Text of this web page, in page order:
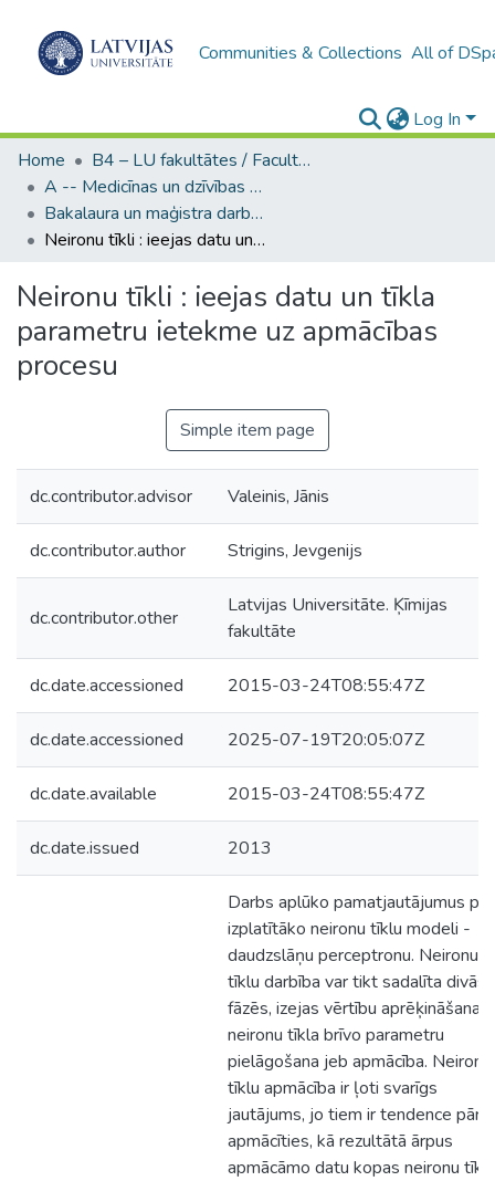
Communities & Collections All of
Log In
Home
B4 – LU fakultātes / Faculties of the UL
A -- Medicīnas un dzīvības zinātņu fakultāte / Faculty of Medicine and Life Sciences
Bakalaura un maģistra darbi (MDZF) / Bachelor's and Master's theses
Neironu tīkli : ieejas datu un tīkla parametru ietekme uz apmācības procesu
Neironu tīkli : ieejas datu un tīkla
parametru ietekme uz apmācības
procesu
Simple item page
dc.contributor.advisor Valeinis, Jānis
dc.contributor.author Strigins, Jevgenijs
dc.contributor.other
Latvijas Universitāte. Ķīmijas
fakultāte
dc.date.accessioned 2015-03-24T08:55:47Z
dc.date.accessioned 2025-07-19T20:05:07Z
dc.date.available 2015-03-24T08:55:47Z
dc.date.issued 2013
Darbs aplūko pamatjautājumus par
izplatītāko neironu tīklu modeli -
daudzslāņu perceptronu. Neironu
tīklu darbība var tikt sadalīta divās
fāzēs, izejas vērtību aprēķināšana
neironu tīkla brīvo parametru
pielāgošana jeb apmācība. Neironu
tīklu apmācība ir ļoti svarīgs
jautājums, jo tiem ir tendence pār -
apmācīties, kā rezultātā ārpus
apmācāmo datu kopas neironu tīkls